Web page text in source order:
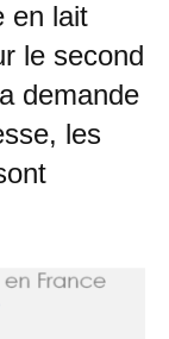
en lait
le second
demande
les